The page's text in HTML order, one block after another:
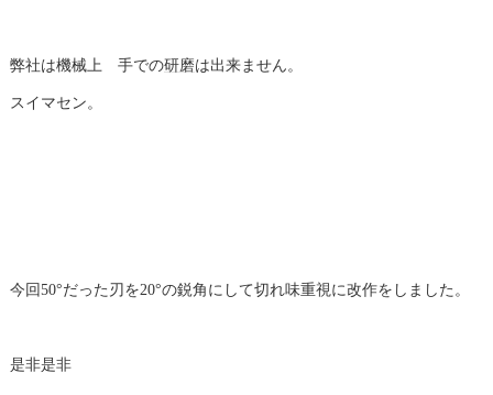
弊社は機械上 手での研磨は出来ません。
スイマセン。
今回50°だった刃を20°の鋭角にして切れ味重視に改作をしました。
是非是非